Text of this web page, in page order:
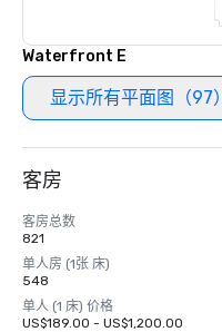
Waterfront E
显示所有平面图（97）
客房
客房总数
821
单人房 (1张 床)
548
单人 (1 床) 价格
US$189.00 - US$1,200.00